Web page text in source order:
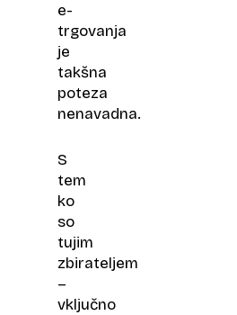
e-
trgovanja
je
takšna
poteza
nenavadna.
S
tem
ko
so
tujim
zbirateljem
–
vključno